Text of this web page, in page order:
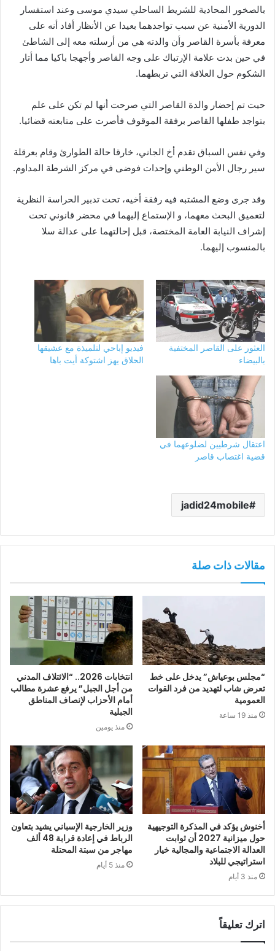
بالصخور المحادية للشريط الساحلي سيدي موسى وعند استفسار
الدورية الأمنية عن سبب تواجدهما بعيدا عن الأنظار أفاد أنه على
معرفة بأسرة القاصر وأن والدته هي من أرسلته معه إلى الشاطئ
في حين بدت علامة الإرتباك على وجه القاصر وأجهجا باكيا مما أتار
الشكوم حول العلاقة التي تربطهما.
حيت تم إحضار والدة القاصر التي صرحت أنها لم تكن على علم
بتواجد طفلها القاصر برفقة الموقوف فأصرت على متابعته قضائيا.
وفي نفس السباق تقدم أخ الجاني، خارقا حالة الطوارئ وقام بعرقلة
سير رجال الأمن الوطني وإحدات فوضى في مركز الشرطة المداوم.
وقد جرى وضع المشتبه فيه رفقة أخيه، تحت تدبير الحراسة النظرية
لتعميق البحث معهما، و الإستماع إليهما في محضر قانوني تحت
إشراف النيابة العامة المختصة، قبل إحالتهما على عدالة سلا
بالمنسوب إليهما.
العثور على القاصر المختفية
بالبيضاء
فيديو إباحي لتلميذة مع عشيقها
الحلاق يهز اشتوكة أيت باها
اعتقال شرطيين لضلوعهما في
قضية اغتصاب قاصر
jadid24mobile
مقالات ذات صلة
“مجلس بوعياش” يدخل على خط
تعرض شاب لتهديد من فرد القوات
العمومية
منذ 19 ساعة
انتخابات 2026.. “الائتلاف المدني
من أجل الجبل” يرفع عشرة مطالب
أمام الأحزاب لإنصاف المناطق
الجبلية
منذ يومين
أخنوش يؤكد في المذكرة التوجيهية
حول ميزانية 2027 أن ثوابت
العدالة الاجتماعية والمجالية خيار
استراتيجي للبلاد
منذ 3 أيام
وزير الخارجية الإسباني يشيد بتعاون
الرباط في إعادة قرابة 48 ألف
مهاجر من سبتة المحتلة
منذ 5 أيام
اترك تعليقاً